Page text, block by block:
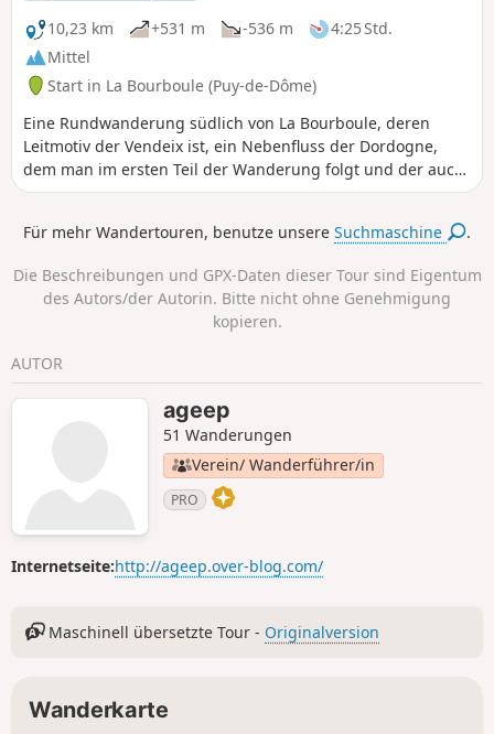
10,23 km
+531 m -536 m
4:25 Std.
Mittel
Start in La Bourboule (Puy-de-Dôme)
Eine Rundwanderung südlich von La Bourboule, deren
Leitmotiv der Vendeix ist, ein Nebenfluss der Dordogne,
dem man im ersten Teil der Wanderung folgt und der auch
der Name eines kleinen Basaltvorsprungs, der Roche de
Rocher de l'Aigle, der einen atemberaubenden Blick auf La
einiger Sehenswürdigkeiten dieses kleinen Kurorts.
Für mehr Wandertouren, benutze unsereSuchmaschine .
Die Beschreibungen und GPX-Daten dieser Tour sind Eigentum
des Autors/der Autorin. Bitte nicht ohne Genehmigung
kopieren.
AUTOR
ageep
51 Wanderungen
Verein/ Wanderführer/in
PRO
Internetseite:http://ageep.over-blog.com/
Maschinell übersetzte Tour - Originalversion
Wanderkarte